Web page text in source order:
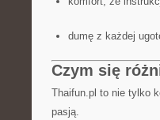
dumę z każdej
Czym się
Thaifun.pl to nie tylko
pasją.